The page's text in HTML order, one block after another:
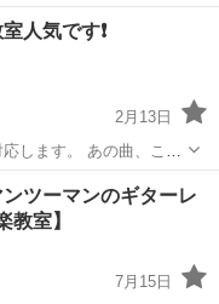
でる人 ・とりあえず話だ
ご連絡く
興味
人気です❗
2月13日
します。 あの曲、この
ツーマンのギターレ
教室】
7月15日